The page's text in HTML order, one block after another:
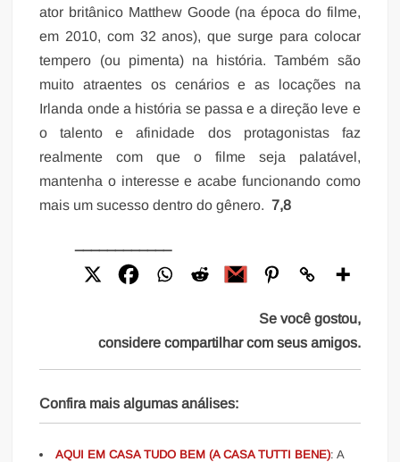
ator britânico Matthew Goode (na época do filme,
em 2010, com 32 anos), que surge para colocar
tempero (ou pimenta) na história. Também são
muito atraentes os cenários e as locações na
Irlanda onde a história se passa e a direção leve e
o talento e afinidade dos protagonistas faz
realmente com que o filme seja palatável,
mantenha o interesse e acabe funcionando como
mais um sucesso dentro do gênero. 7,8
Se você gostou,
considere compartilhar com seus amigos.
Confira mais algumas análises:
AQUI EM CASA TUDO BEM (A CASA TUTTI BENE): A